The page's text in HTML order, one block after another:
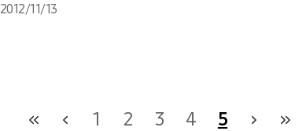
2012/11/13
1 2 3 4 5